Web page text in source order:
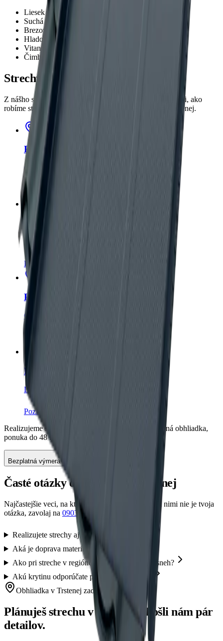
Liesek
Suchá Hora
Brezovica
Hladovka
Vitanová
Čimhová
Strechy aj v okolitých mestách
Z nášho skladu v Nižnej obsluhujeme celý región. Pozri si, ako
robíme strechy aj v ďalších mestách neďaleko mesta
Trstenej.
Plechové strechy
Orava
Pozrieť lokalitu
Plechové strechy
Orava
Pozrieť lokalitu
Plechové strechy
Orava
Plechové strechy
Liptov
Pozrieť lokalitu
Realizujeme strechy v okolí mesta Trstenej. Bezplatná obhliadka,
ponuka do 48 hodín.
Bezplatná výmera a konzultácia
Časté otázky o strechách v Trstenej
Najčastejšie veci, na ktoré sa nás pýtate. Ak medzi nimi nie je tvoja
otázka, zavolaj na 0903 884 786
Realizujete strechy aj v Trstenej?
Aká je doprava materiálu v Trstenej?
Ako pri streche v regióne Orava riešite ťažký sneh?
Akú krytinu odporúčate pre dom v Trstenej?
Obhliadka v Trstenej zadarmo
Plánuješ strechu v Trstenej
? Pošli nám pár
detailov.